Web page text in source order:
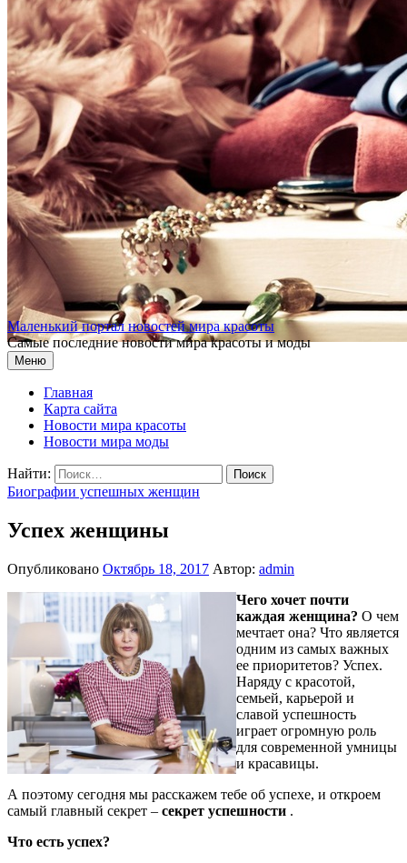
Перейти к содержимому
Маленький портал новостей мира красоты
Самые последние новости мира красоты и моды
Меню
Главная
Карта сайта
Новости мира красоты
Новости мира моды
Найти:
Биографии успешных женщин
Успех женщины
Опубликовано Октябрь 18, 2017 Автор: admin
Чего хочет почти
каждая женщина? О чем
мечтает она? Что является
одним из самых важных
ее приоритетов? Успех.
Наряду с красотой,
семьей, карьерой и
славой успешность
играет огромную роль
для современной умницы
и красавицы.
А поэтому сегодня мы расскажем тебе об успехе, и откроем
самый главный секрет – секрет успешности .
Что есть успех?